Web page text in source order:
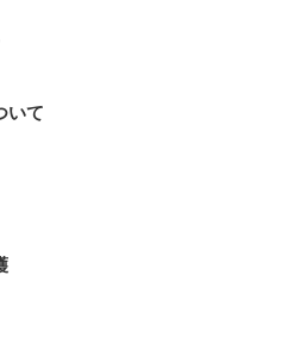
いて